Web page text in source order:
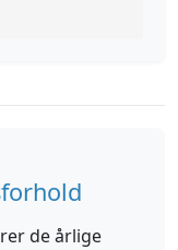
de årlige